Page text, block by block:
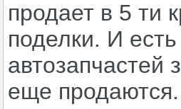
продает в 5 ти
поделки. И
автозапчастей
еще